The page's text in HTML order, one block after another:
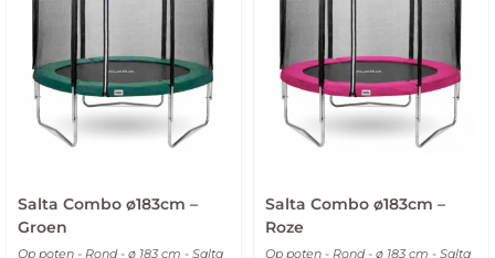
Salta Combo ø183cm –
Groen
Op poten - Rond - ø 183 cm - Salta
Salta Combo ø183cm –
Roze
Op poten - Rond - ø 183 cm - Salta